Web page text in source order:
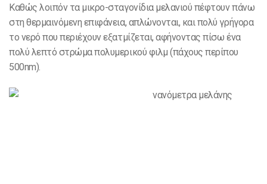
Καθώς λοιπόν τα μικρο-σταγονίδια μελανιού πέφτουν πάνω
στη θερμαινόμενη επιφάνεια, απλώνονται, και πολύ γρήγορα
το νερό που περιέχουν εξατμίζεται, αφήνοντας πίσω ένα
πολύ λεπτό στρώμα πολυμερικού φιλμ (πάχους περίπου
500nm).